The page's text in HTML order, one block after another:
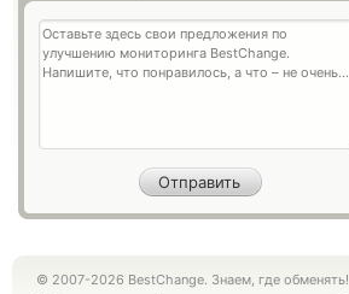
© 2007-2026 BestChange. Знаем, где обменять!